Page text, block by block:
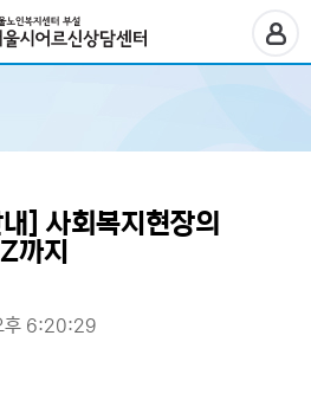
] 사회복지현장의
까지
6:20:29